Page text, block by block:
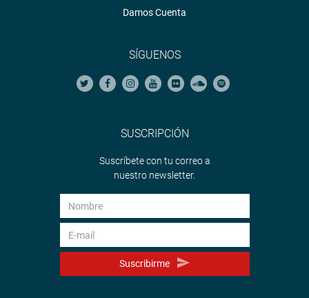
Damos Cuenta
SÍGUENOS
SUSCRIPCIÓN
Suscríbete con tu correo a
nuestro newsletter.
Suscribirme